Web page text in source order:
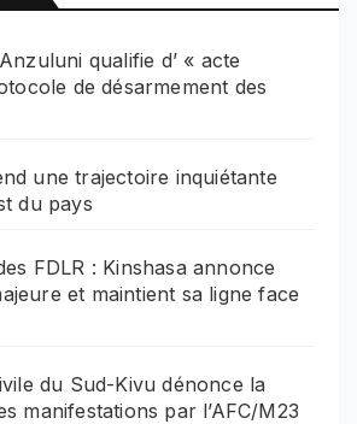
qualifie d’ « acte
de désarmement des
une trajectoire inquiétante
du pays
FDLR : Kinshasa annonce
et maintient sa ligne face
du Sud-Kivu dénonce la
manifestations par l’AFC/M23